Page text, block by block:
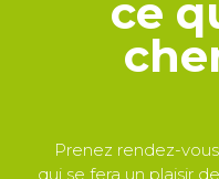
ce
Prenez rendez-
qui se fera un plaisir